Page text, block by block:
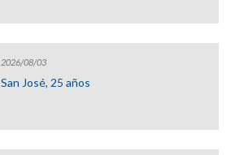
2026/08/03
San José, 25 años